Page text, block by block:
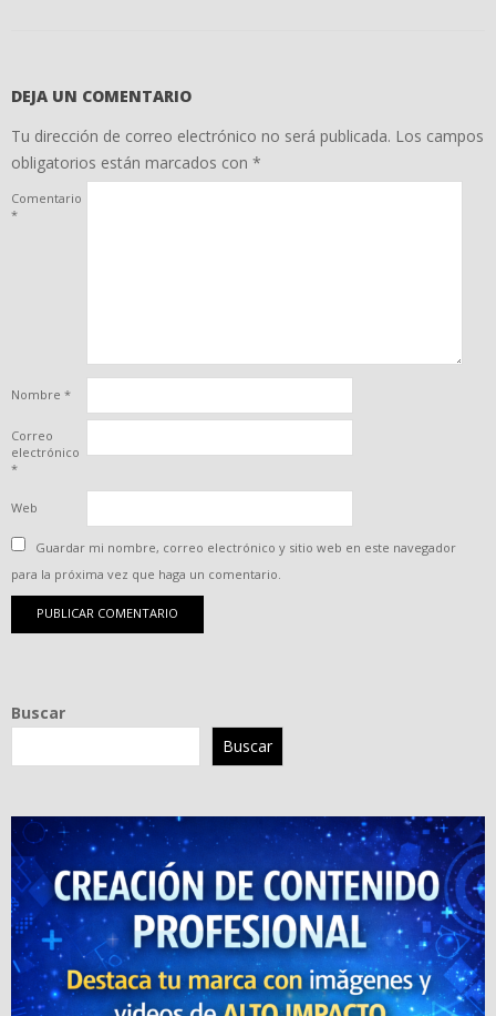
DEJA UN COMENTARIO
Tu dirección de correo electrónico no será publicada. Los campos
obligatorios están marcados con *
Comentario
*
Nombre *
Correo
electrónico
*
Web
Guardar mi nombre, correo electrónico y sitio web en este navegador
para la próxima vez que haga un comentario.
Buscar
Buscar